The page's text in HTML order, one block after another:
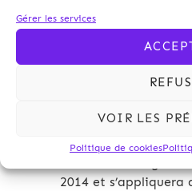
Gérer les services
VOIR LES
Politique de cookies
de la République le
de la simplification
commande publique
marché public dans
2014 et s’appliquera